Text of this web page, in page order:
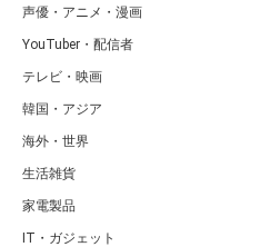
声優・アニメ・漫画
YouTuber・配信者
テレビ・映画
韓国・アジア
海外・世界
生活雑貨
家電製品
IT・ガジェット